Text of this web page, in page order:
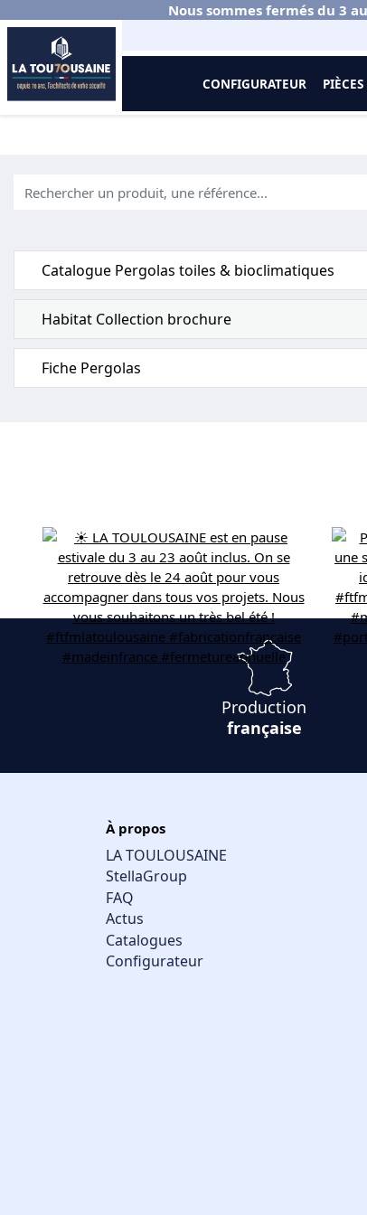
Nous sommes fermés du 3
CONFIGURATEUR
Accueil Documentations Pergolas toiles et bioclimatiques
Catalogue Pergolas toiles & bioclimatiques
Habitat Collection brochure
Fiche Pergolas
Production
française
À propos
LA TOULOUSAINE
StellaGroup
FAQ
Actus
Catalogues
Configurateur